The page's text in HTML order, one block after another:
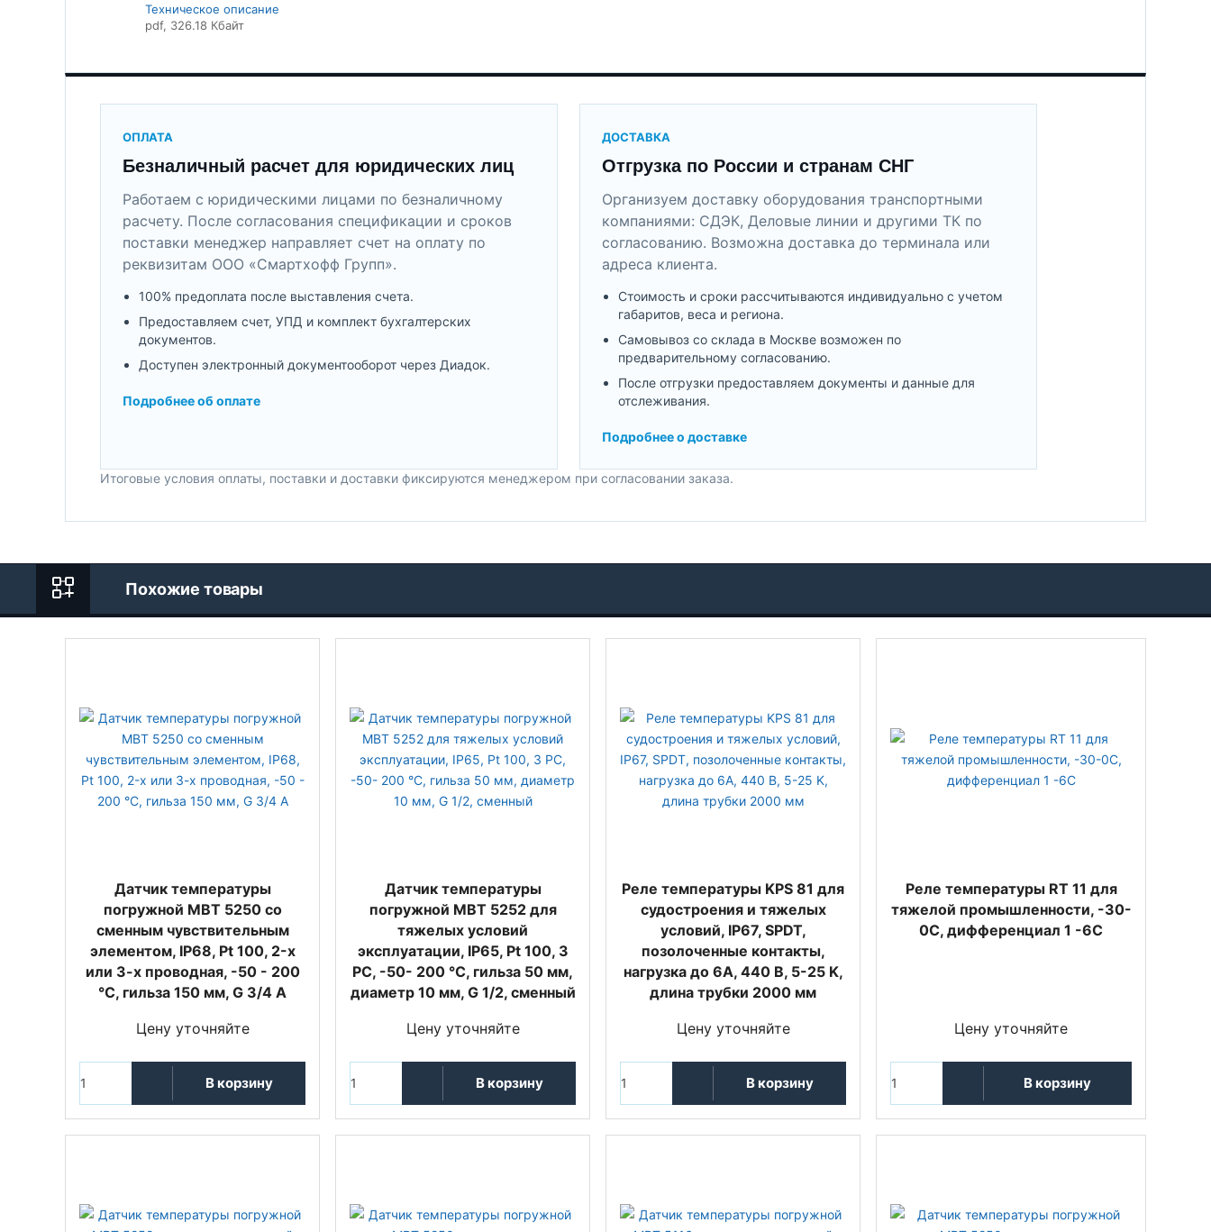
Техническое описание
pdf, 326.18 Кбайт
ОПЛАТА
Безналичный расчет для юридических лиц
Работаем с юридическими лицами по безналичному
расчету. После согласования спецификации и сроков
поставки менеджер направляет счет на оплату по
реквизитам ООО «Смартхофф Групп».
100% предоплата после выставления счета.
Предоставляем счет, УПД и комплект бухгалтерских
документов.
Доступен электронный документооборот через Диадок.
Подробнее об оплате
ДОСТАВКА
Отгрузка по России и странам СНГ
Организуем доставку оборудования транспортными
компаниями: СДЭК, Деловые линии и другими ТК по
согласованию. Возможна доставка до терминала или
адреса клиента.
Стоимость и сроки рассчитываются индивидуально с учетом
габаритов, веса и региона.
Самовывоз со склада в Москве возможен по
предварительному согласованию.
После отгрузки предоставляем документы и данные для
отслеживания.
Подробнее о доставке
Итоговые условия оплаты, поставки и доставки фиксируются менеджером при согласовании заказа.
Похожие товары
Датчик температуры
погружной MBT 5250 со
сменным чувствительным
элементом, IP68, Pt 100, 2-х
или 3-х проводная, -50 - 200
°C, гильза 150 мм, G 3/4 A
Цену уточняйте
В корзину
Датчик температуры
погружной MBT 5252 для
тяжелых условий
эксплуатации, IP65, Pt 100, 3
РС, -50- 200 °C, гильза 50 мм,
диаметр 10 мм, G 1/2, сменный
Цену уточняйте
В корзину
Реле температуры KPS 81 для
судостроения и тяжелых
условий, IP67, SPDT,
позолоченные контакты,
нагрузка до 6А, 440 В, 5-25 K,
длина трубки 2000 мм
Цену уточняйте
В корзину
Реле температуры RT 11 для
тяжелой промышленности, -30-
0С, дифференциал 1 -6С
Цену уточняйте
В корзину